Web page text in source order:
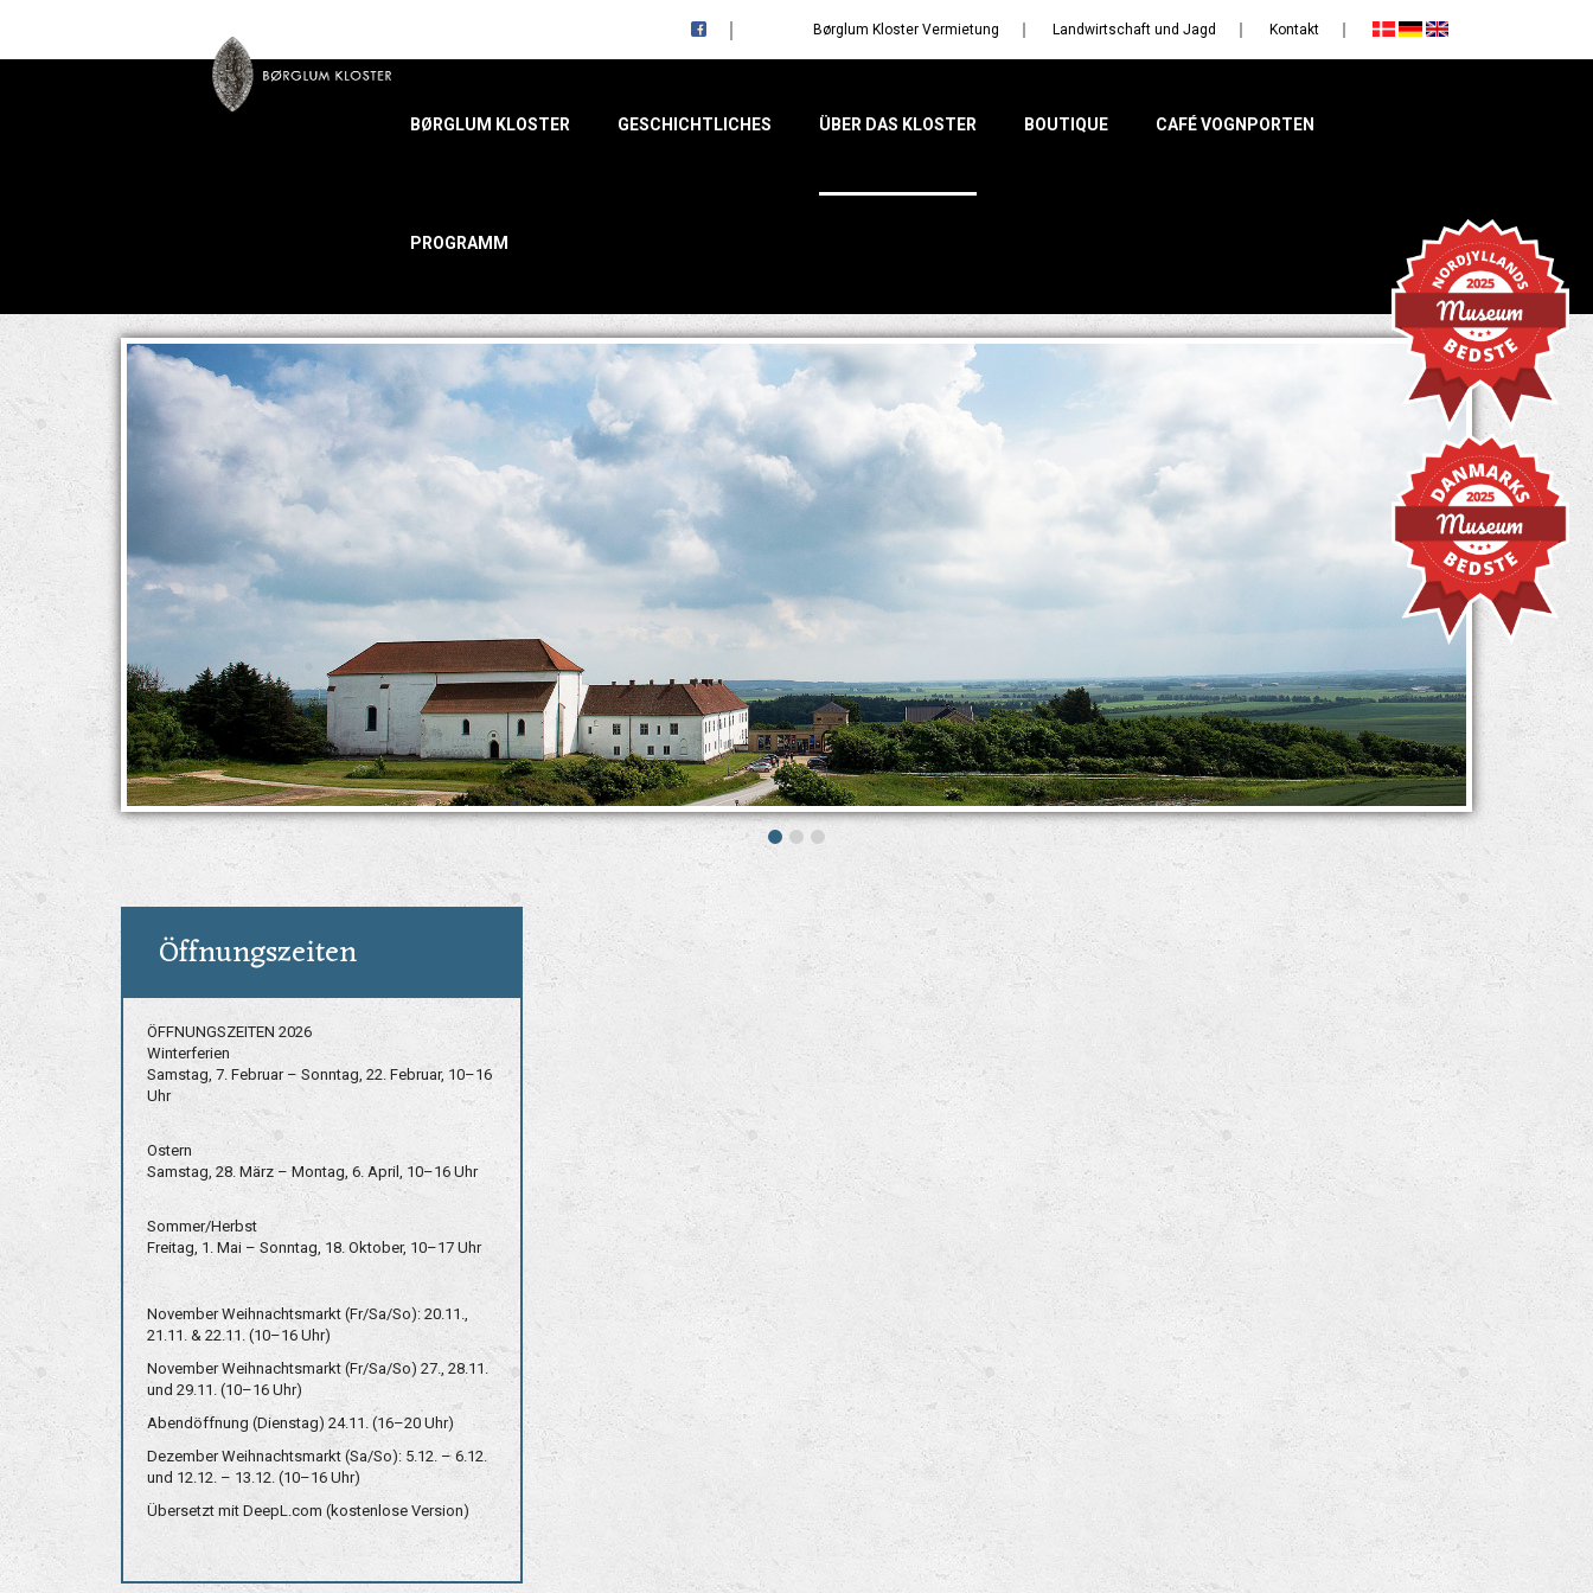
Børglum Kloster Vermietung Landwirtschaft und Jagd Kontakt
BØRGLUM KLOSTER GESCHICHTLICHES ÜBER DAS KLOSTER BOUTIQUE CAFÉ VOGNPORTEN
PROGRAMM
Öffnungszeiten
ÖFFNUNGSZEITEN 2026
Winterferien
Samstag, 7. Februar – Sonntag, 22. Februar, 10–16
Uhr
Ostern
Samstag, 28. März – Montag, 6. April, 10–16 Uhr
Sommer/Herbst
Freitag, 1. Mai – Sonntag, 18. Oktober, 10–17 Uhr
November Weihnachtsmarkt (Fr/Sa/So): 20.11.,
21.11. & 22.11. (10–16 Uhr)
November Weihnachtsmarkt (Fr/Sa/So) 27., 28.11.
und 29.11. (10–16 Uhr)
Abendöffnung (Dienstag) 24.11. (16–20 Uhr)
Dezember Weihnachtsmarkt (Sa/So): 5.12. – 6.12.
und 12.12. – 13.12. (10–16 Uhr)
Übersetzt mit DeepL.com (kostenlose Version)